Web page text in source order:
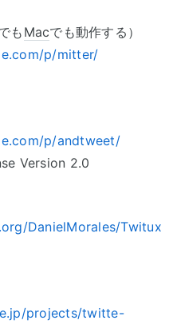
も Macでも動作する）
p/mitter/
p/andtweet/
Version 2.0
DanielMorales/Twitux
projects/twitte-